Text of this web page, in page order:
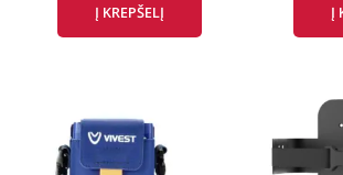
Į KREPŠELĮ Į